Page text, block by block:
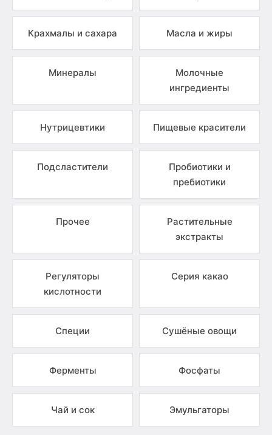
Крахмалы и сахара Масла и жиры
Минералы
Молочные
ингредиенты
Нутрицевтики Пищевые красители
Подсластители
Пробиотики и
пребиотики
Прочее
Растительные
экстракты
Регуляторы
кислотности
Серия какао
Специи Сушёные овощи
Ферменты Фосфаты
Чай и сок Эмульгаторы